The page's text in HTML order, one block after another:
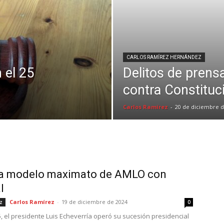
el 25
CARLOS RAMÍREZ HERNÁNDEZ
Delitos de
contra
Carlos Ramírez - 20 de diciembre
modelo maximato de AMLO con
Carlos Ramírez - 19 de diciembre de 2024 0
el presidente Luis Echeverría operó su sucesión presidencial